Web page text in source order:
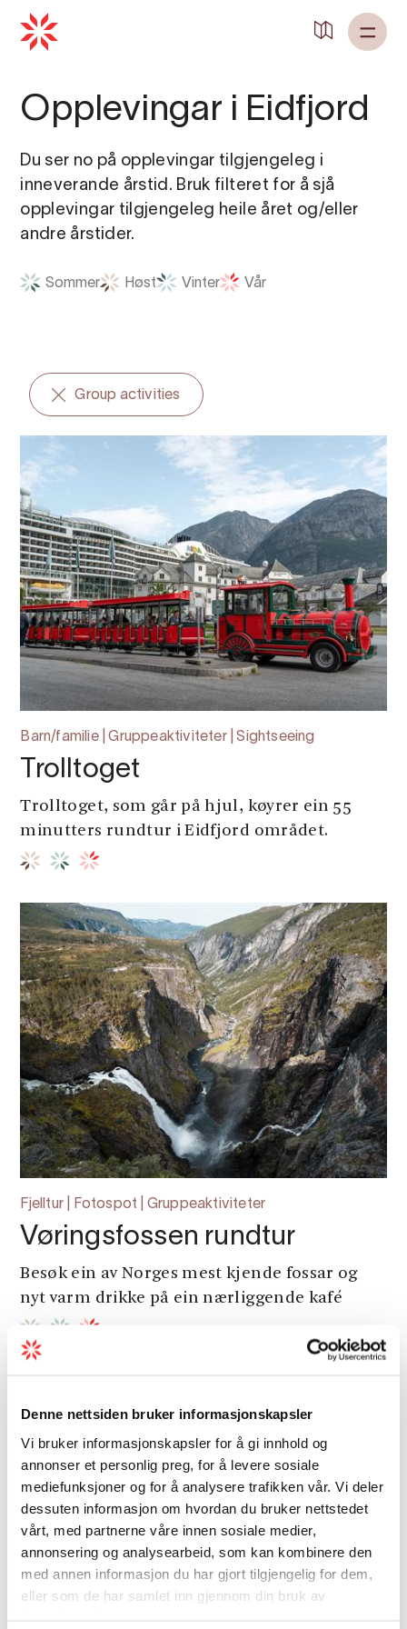
Denne nettsiden bruker informasjonskapsler
Vi bruker informasjonskapsler for å gi innhold og
annonser et personlig preg, for å levere sosiale
mediefunksjoner og for å analysere trafikken vår. Vi deler
dessuten informasjon om hvordan du bruker nettstedet
vårt, med partnerne våre innen sosiale medier,
annonsering og analysearbeid, som kan kombinere den
med annen informasjon du har gjort tilgjengelig for dem,
eller som de har samlet inn gjennom din bruk av
Opplevingar i Eidfjord
Du ser no på opplevingar tilgjengeleg i
inneverande årstid. Bruk filteret for å sjå
opplevingar tilgjengeleg heile året og/eller
andre årstider.
Sommer Høst Vinter Vår
Group activities
Barn/familie | Gruppeaktiviteter | Sightseeing
Trolltoget
Trolltoget, som går på hjul, køyrer ein 55
minutters rundtur i Eidfjord området.
Fjelltur | Fotospot | Gruppeaktiviteter
Vøringsfossen rundtur
Besøk ein av Norges mest kjende fossar og
nyt varm drikke på ein nærliggende kafé
Andre opplevingar